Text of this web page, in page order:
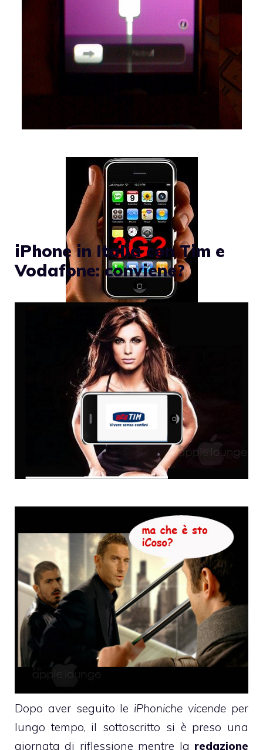
Sempre più insistenti si fanno i
iPhone UMTSin arrivo, e, oggi
abbiamo un’altra interessante prova. Per
coloro che fino a pochi giorni fa erano
scettici, crediamo sia arrivato il momento di
accettare l’idea dell’imminente arrivo di un
iPhone UMTS
: dopo il salto un’altra
iPhone in Italia con Tim e
Vodafone: conviene?
Dopo aver seguito le iPhoniche vicende per
lungo tempo, il sottoscritto si è preso una
giornata di riflessione mentre la redazione